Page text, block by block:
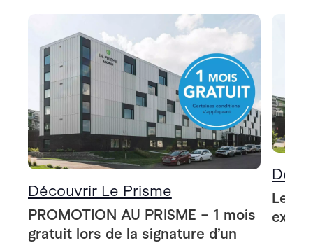
Découvrir Le Prisme
PROMOTION AU PRISME – 1 mois
gratuit lors de la signature d’un
Le